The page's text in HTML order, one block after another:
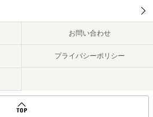
お問い合わせ
プライバシーポリシー